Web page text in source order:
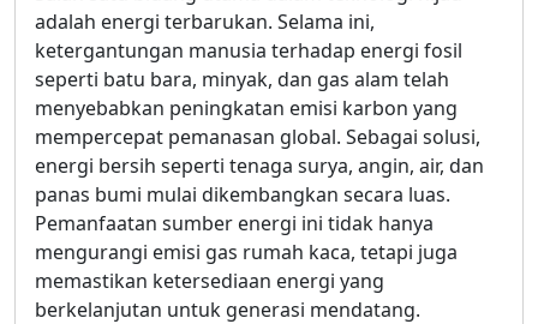
adalah energi terbarukan. Selama ini,
ketergantungan manusia terhadap energi fosil
seperti batu bara, minyak, dan gas alam telah
menyebabkan peningkatan emisi karbon yang
mempercepat pemanasan global. Sebagai solusi,
energi bersih seperti tenaga surya, angin, air, dan
panas bumi mulai dikembangkan secara luas.
Pemanfaatan sumber energi ini tidak hanya
mengurangi emisi gas rumah kaca, tetapi juga
memastikan ketersediaan energi yang
berkelanjutan untuk generasi mendatang.